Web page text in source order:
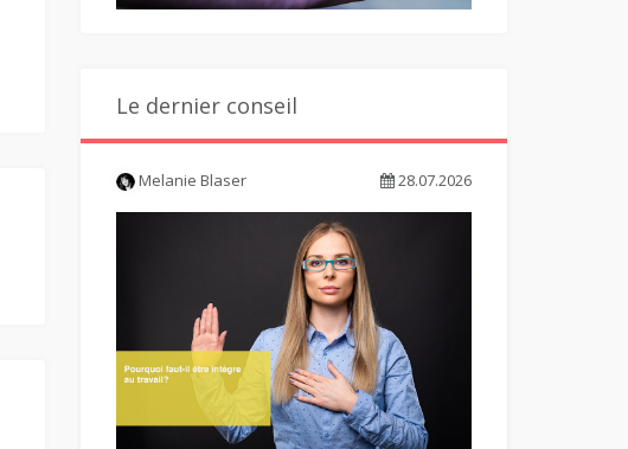
Le dernier conseil
Melanie Blaser 28.07.2026